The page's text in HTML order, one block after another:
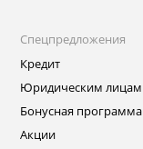
Спецпредложения
Кредит
Юридическим лицам
Бонусная программа
Акции